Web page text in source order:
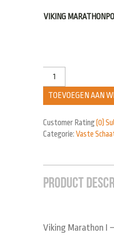
VIKING
TOEVOEGEN AAN
Customer Rating (0)
Categorie: Vaste
Product
Viking Marathon I